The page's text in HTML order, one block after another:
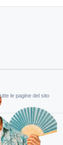
le pagine del sito